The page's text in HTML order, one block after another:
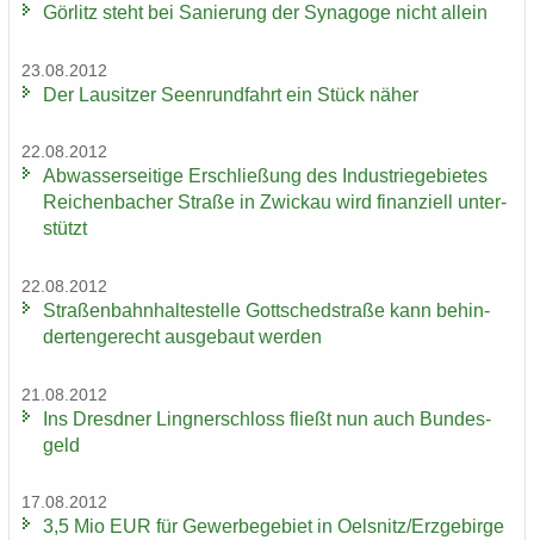
Gör­litz steht bei Sa­nie­rung der Syn­ago­ge nicht al­lein
23.08.2012
Der Lau­sit­zer Seen­rund­fahrt ein Stück näher
22.08.2012
Ab­was­ser­sei­ti­ge Er­schlie­ßung des In­dus­trie­ge­bie­tes
Rei­chen­ba­cher Stra­ße in Zwi­ckau wird fi­nan­zi­ell un­ter­
stützt
22.08.2012
Stra­ßen­bahn­hal­te­stel­le Gott­sched­stra­ße kann be­hin­
der­ten­ge­recht aus­ge­baut wer­den
21.08.2012
Ins Dresd­ner Ling­ner­schloss fließt nun auch Bun­des­
geld
17.08.2012
3,5 Mio EUR für Ge­wer­be­ge­biet in Oels­nitz/Erz­ge­bir­ge